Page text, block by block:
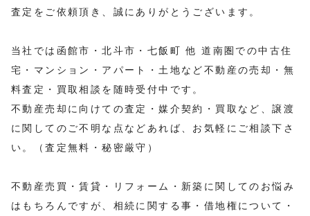
査定をご依頼頂き、誠にありがとうございます。
当社では函館市・北斗市・七飯町 他 道南圏での中古住
宅・マンション・アパート・土地など不動産の売却・無
料査定・買取相談を随時受付中です。
不動産売却に向けての査定・媒介契約・買取など、譲渡
に関してのご不明な点などあれば、お気軽にご相談下さ
い。（査定無料・秘密厳守）
不動産売買・賃貸・リフォーム・新築に関してのお悩み
はもちろんですが、相続に関する事・借地権について・